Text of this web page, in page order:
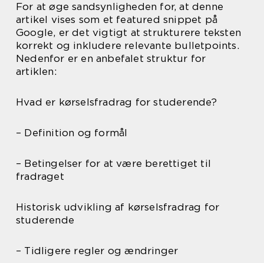
For at øge sandsynligheden for, at denne
artikel vises som et featured snippet på
Google, er det vigtigt at strukturere teksten
korrekt og inkludere relevante bulletpoints.
Nedenfor er en anbefalet struktur for
artiklen:
Hvad er kørselsfradrag for studerende?
– Definition og formål
– Betingelser for at være berettiget til
fradraget
Historisk udvikling af kørselsfradrag for
studerende
– Tidligere regler og ændringer